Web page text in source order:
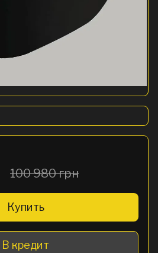
100 980 грн
Купить
В кредит